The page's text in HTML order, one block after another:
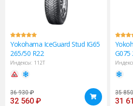
Yokohama IceGuard Stud IG65
265/50 R22
Индексы: 112T
36 930 ₽
32 560 ₽
G075
35 850
31